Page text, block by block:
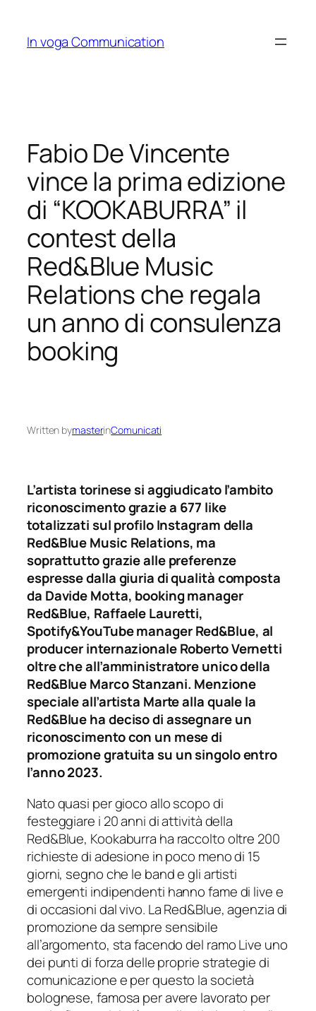
content
In voga Communication
Fabio De Vincente
vince la prima edizione
di “KOOKABURRA” il
contest della
Red&Blue Music
Relations che regala
un anno di consulenza
booking
Written bymasterinComunicati
L’artista torinese si aggiudicato l’ambito
riconoscimento grazie a 677 like
totalizzati sul profilo Instagram della
Red&Blue Music Relations, ma
soprattutto grazie alle preferenze
espresse dalla giuria di qualità composta
da Davide Motta, booking manager
Red&Blue, Raffaele Lauretti,
Spotify&YouTube manager Red&Blue, al
producer internazionale Roberto Vernetti
oltre che all’amministratore unico della
Red&Blue Marco Stanzani. Menzione
speciale all’artista Marte alla quale la
Red&Blue ha deciso di assegnare un
riconoscimento con un mese di
promozione gratuita su un singolo entro
l’anno 2023.
Nato quasi per gioco allo scopo di
festeggiare i 20 anni di attività della
Red&Blue, Kookaburra ha raccolto oltre 200
richieste di adesione in poco meno di 15
giorni, segno che le band e gli artisti
emergenti indipendenti hanno fame di live e
di occasioni dal vivo. La Red&Blue, agenzia di
promozione da sempre sensibile
all’argomento, sta facendo del ramo Live uno
dei punti di forza delle proprie strategie di
comunicazione e per questo la società
bolognese, famosa per avere lavorato per